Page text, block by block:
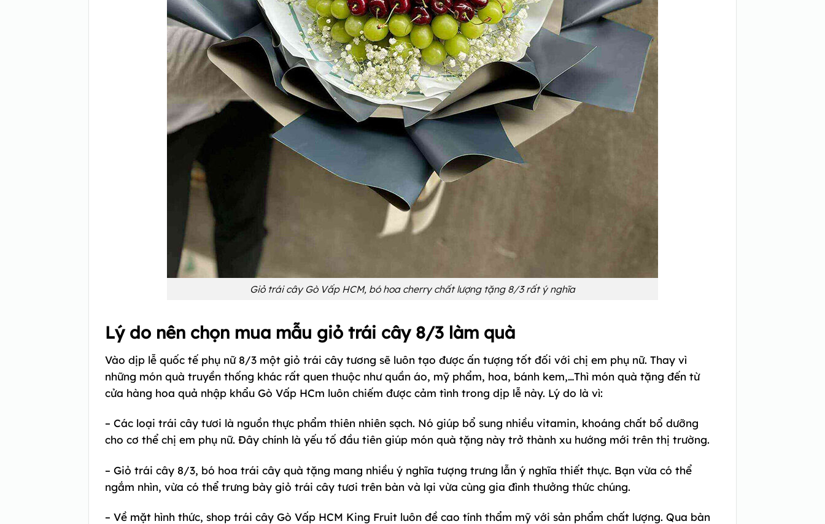
Giỏ trái cây Gò Vấp HCM, bó hoa cherry chất lượng tặng 8/3 rất ý nghĩa
Lý do nên chọn mua mẫu giỏ trái cây 8/3 làm quà
Vào dịp lễ quốc tế phụ nữ 8/3 một giỏ trái cây tương sẽ luôn tạo được ấn tượng tốt đối với chị em phụ nữ. Thay vì
những món quà truyền thống khác rất quen thuộc như quần áo, mỹ phẩm, hoa, bánh kem,…Thì món quà tặng đến từ
cửa hàng hoa quả nhập khẩu Gò Vấp HCm luôn chiếm được cảm tình trong dịp lễ này. Lý do là vì:
– Các loại trái cây tươi là nguồn thực phẩm thiên nhiên sạch. Nó giúp bổ sung nhiều vitamin, khoáng chất bổ dưỡng
cho cơ thể chị em phụ nữ. Đây chính là yếu tố đầu tiên giúp món quà tặng này trở thành xu hướng mới trên thị trường.
– Giỏ trái cây 8/3, bó hoa trái cây quà tặng mang nhiều ý nghĩa tượng trưng lẫn ý nghĩa thiết thực. Bạn vừa có thể
ngắm nhìn, vừa có thể trưng bày giỏ trái cây tươi trên bàn và lại vừa cùng gia đình thưởng thức chúng.
– Về mặt hình thức, shop trái cây Gò Vấp HCM King Fruit luôn đề cao tính thẩm mỹ với sản phẩm chất lượng. Qua bàn